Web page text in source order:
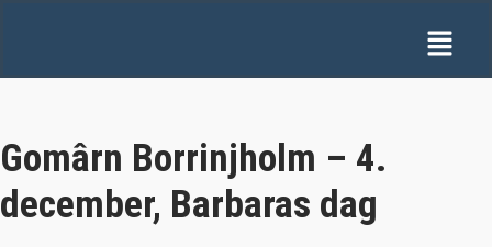
Gomârn Borrinjholm – 4.
december, Barbaras dag